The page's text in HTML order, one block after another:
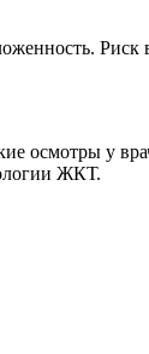
Риск
осмотры у
ЖКТ.